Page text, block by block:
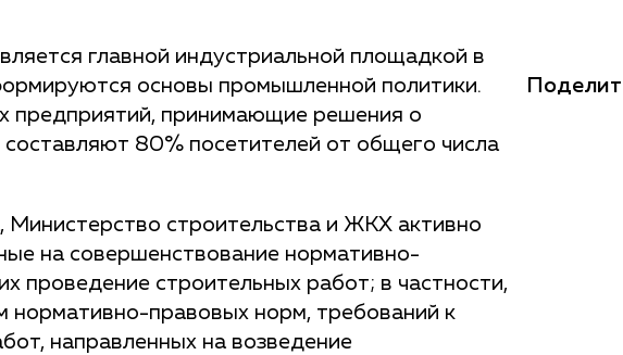
главной индустриальной площадкой в
основы промышленной политики.
предприятий, принимающие решения о
80% посетителей от общего числа
строительства и ЖКХ активно
на совершенствование нормативно-
проведение строительных работ; в частности,
нормативно-правовых норм, требований к
направленных на возведение